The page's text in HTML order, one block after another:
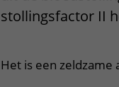
Bezoektijden
stollingsfactor II
Het is een zeldzame